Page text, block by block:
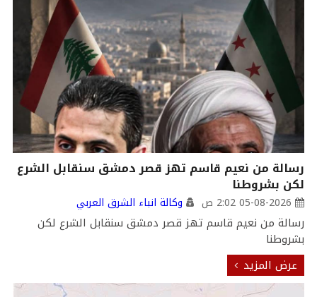
رسالة من نعيم قاسم تهز قصر دمشق سنقابل الشرع
لكن بشروطنا
05-08-2026 2:02 ص وكالة انباء الشرق العربي
رسالة من نعيم قاسم تهز قصر دمشق سنقابل الشرع لكن
بشروطنا
عرض المزيد